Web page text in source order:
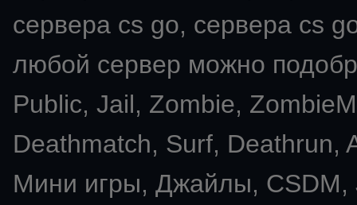
сервера cs go, сервера cs
любой сервер можно
Public, Jail, Zombie,
Deathmatch, Surf, Deathrun,
Мини игры, Джайлы, CSDM,